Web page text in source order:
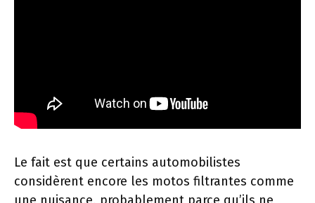
Le fait est que certains automobilistes
considèrent encore les motos filtrantes comme